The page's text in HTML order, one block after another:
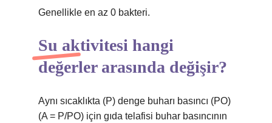
Genellikle en az 0 bakteri.
Su aktivitesi hangi
değerler arasında değişir?
Aynı sıcaklıkta (P) denge buharı basıncı (PO)
(A = P/PO) için gıda telafisi buhar basıncının